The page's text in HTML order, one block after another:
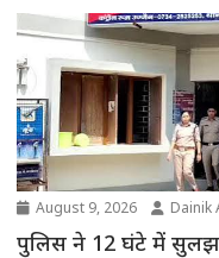
August 9, 2026 Dainik
पुलिस ने 12 घंटे में